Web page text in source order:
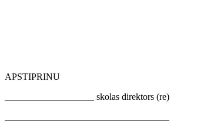
APSTIPRINU
___________________ skolas direktors (re)